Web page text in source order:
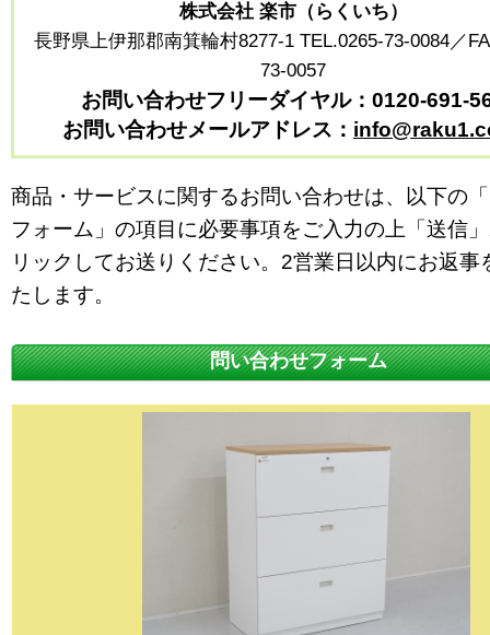
株式会社 楽市（らくいち）
長野県上伊那郡南箕輪村8277-1 TEL.0265-73-0084／
73-0057
お問い合わせフリーダイヤル：0120-691-
お問い合わせメールアドレス：
商品・サービスに関するお問い合わせは、以下の
フォーム」の項目に必要事項をご入力の上「送信
リックしてお送りください。2営業日以内にお返事
たします。
問い合わせフォーム